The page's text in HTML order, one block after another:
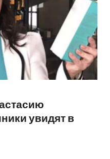
увидят в